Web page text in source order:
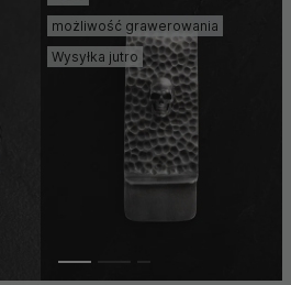
możliwość grawerowania
Wysyłka jutro